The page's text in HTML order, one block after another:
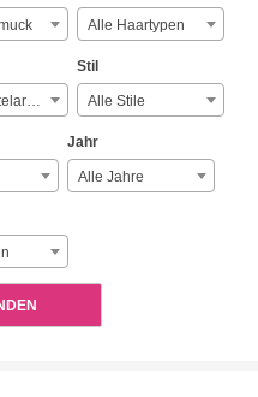
Alle Haartypen
Alle Scheitelarten
Stil
Alle Stile
Jahr
Alle Jahre